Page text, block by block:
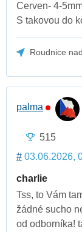
Cerven- 4-
S takovou do
Roudnice
palma
515
# 03.06.2026,
charlie
Tss, to Vám
žádné sucho
od odborníka!